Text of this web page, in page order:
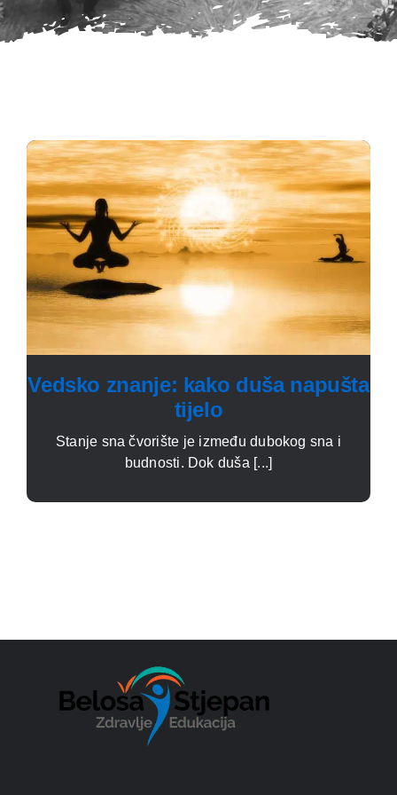
Vedsko znanje: kako duša napušta
tijelo
Stanje sna čvorište je između dubokog sna i
budnosti. Dok duša [...]